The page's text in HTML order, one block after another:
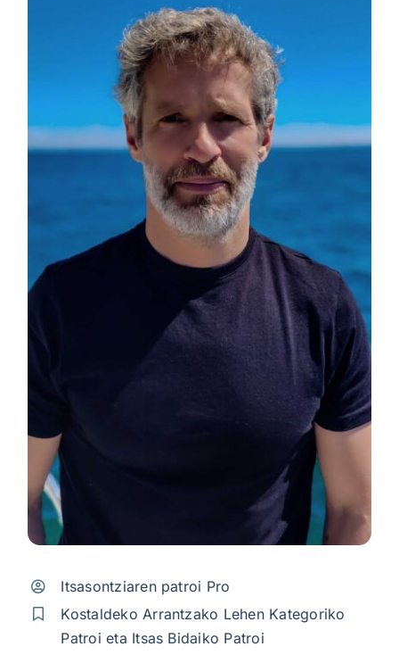
Itsasontziaren patroi Pro
Kostaldeko Arrantzako Lehen Kategoriko
Patroi eta Itsas Bidaiko Patroi